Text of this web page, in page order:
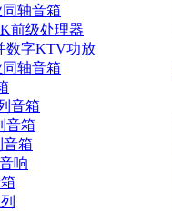
轴音箱
前级处理器
数字KTV功放
轴音箱
音箱
音箱
音箱
响